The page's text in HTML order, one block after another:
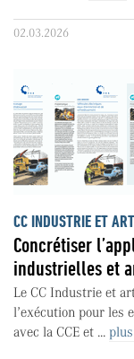
02.03.2026
CC INDUSTRIE ET
Concrétiser
industrielles et
Le CC Industrie et
l’exécution pour les
avec la CCE et ... plus